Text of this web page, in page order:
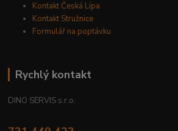
Kontakt Česká Lípa
Kontakt Stružnice
Formulář na poptávku
Rychlý kontakt
DINO SERVIS s.r.o.